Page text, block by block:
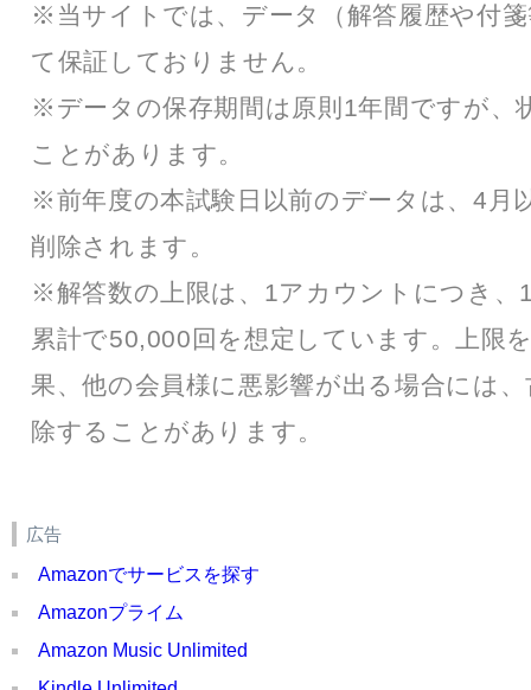
※当サイトでは、データ（解答履歴や付
て保証しておりません。
※データの保存期間は原則1年間ですが、
ことがあります。
※前年度の本試験日以前のデータは、4月
削除されます。
※解答数の上限は、1アカウントにつき、
累計で50,000回を想定しています。上限
果、他の会員様に悪影響が出る場合には
除することがあります。
広告
Amazonでサービスを探す
Amazonプライム
Amazon Music Unlimited